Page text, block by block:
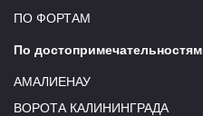
ПО ФОРТАМ
По достопримечательностям
АМАЛИЕНАУ
ВОРОТА КАЛИНИНГРАДА